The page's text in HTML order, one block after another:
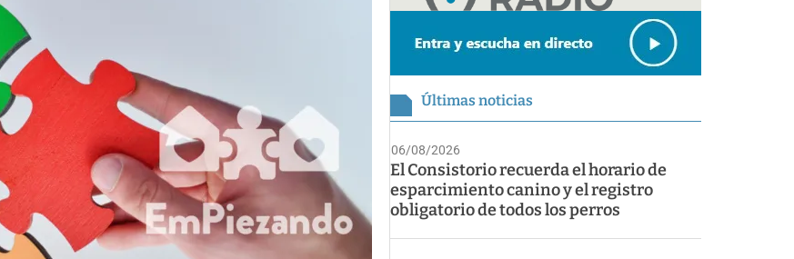
Últimas noticias
06/08/2026
El Consistorio recuerda el horario de
esparcimiento canino y el registro
obligatorio de todos los perros